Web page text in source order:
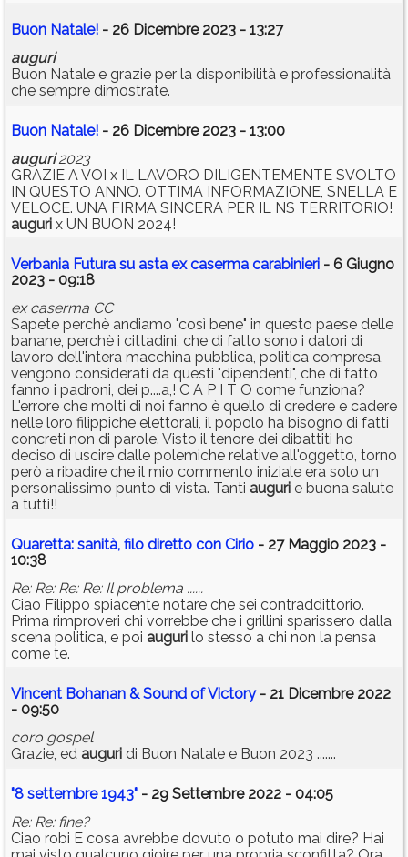
Buon Natale! - 26 Dicembre 2023 - 13:27
auguri
Buon Natale e grazie per la disponibilità e professionalità
che sempre dimostrate.
Buon Natale! - 26 Dicembre 2023 - 13:00
auguri2023
GRAZIE A VOI x IL LAVORO DILIGENTEMENTE SVOLTO
IN QUESTO ANNO. OTTIMA INFORMAZIONE, SNELLA E
VELOCE. UNA FIRMA SINCERA PER IL NS TERRITORIO!
auguri x UN BUON 2024!
Verbania Futura su asta ex caserma carabinieri - 6 Giugno
2023 - 09:18
ex caserma CC
Sapete perchè andiamo "così bene" in questo paese delle
banane, perchè i cittadini, che di fatto sono i datori di
lavoro dell'intera macchina pubblica, politica compresa,
vengono considerati da questi "dipendenti", che di fatto
fanno i padroni, dei p....a,! C A P I T O come funziona?
L'errore che molti di noi fanno è quello di credere e cadere
nelle loro filippiche elettorali, il popolo ha bisogno di fatti
concreti non di parole. Visto il tenore dei dibattiti ho
deciso di uscire dalle polemiche relative all'oggetto, torno
però a ribadire che il mio commento iniziale era solo un
personalissimo punto di vista. Tanti auguri e buona salute
a tutti!!
Quaretta: sanità, filo diretto con Cirio - 27 Maggio 2023 -
10:38
Re: Re: Re: Re: Il problema ......
Ciao Filippo spiacente notare che sei contraddittorio.
Prima rimproveri chi vorrebbe che i grillini sparissero dalla
scena politica, e poi auguri lo stesso a chi non la pensa
come te.
Vincent Bohanan & Sound of Victory- 21 Dicembre 2022
- 09:50
coro gospel
Grazie, ed auguri di Buon Natale e Buon 2023 .......
"8 settembre 1943" - 29 Settembre 2022 - 04:05
Re: Re: fine?
Ciao robi E cosa avrebbe dovuto o potuto mai dire? Hai